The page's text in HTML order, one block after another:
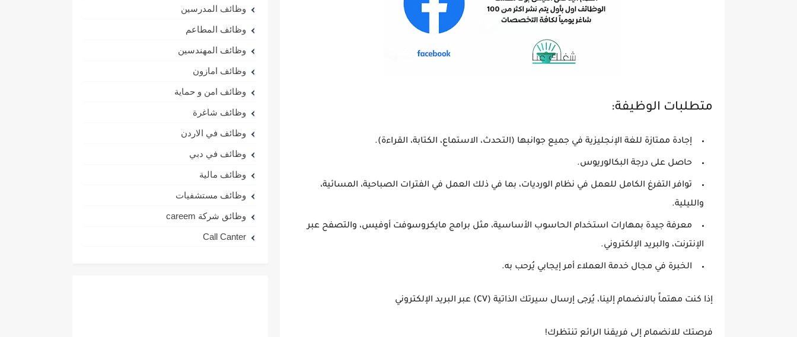
متطلبات الوظيفة:
إجادة ممتازة للغة الإنجليزية في جميع جوانبها (التحدث، الاستماع، الكتابة، القراءة).
حاصل على درجة البكالوريوس.
توافر التفرغ الكامل للعمل في نظام الورديات، بما في ذلك العمل في الفترات الصباحية، المسائية،
والليلية.
معرفة جيدة بمهارات استخدام الحاسوب الأساسية، مثل برامج مايكروسوفت أوفيس، والتصفح عبر
الإنترنت، والبريد الإلكتروني.
الخبرة في مجال خدمة العملاء أمر إيجابي يُرحب به.
إذا كنت مهتماً بالانضمام إلينا، يُرجى إرسال سيرتك الذاتية (CV) عبر البريد الإلكتروني
فرصتك للانضمام إلى فريقنا الرائع تنتظرك!
وظائف المدرسين
وظائف المطاعم
وظائف المهندسين
وظائف امازون
وظائف امن و حماية
وظائف شاغرة
وظائف في الاردن
وظائف في دبي
وظائف مالية
وظائف مستشفيات
وظائق شركة careem
Call Canter